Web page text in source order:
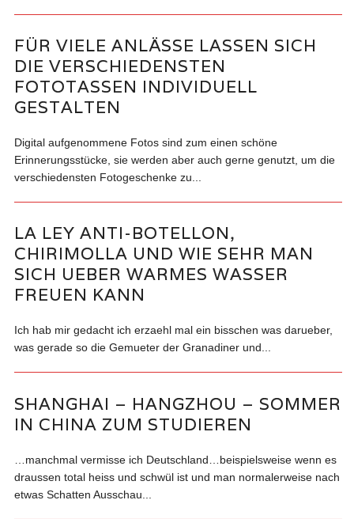
FÜR VIELE ANLÄSSE LASSEN SICH
DIE VERSCHIEDENSTEN
FOTOTASSEN INDIVIDUELL
GESTALTEN
Digital aufgenommene Fotos sind zum einen schöne
Erinnerungsstücke, sie werden aber auch gerne genutzt, um die
verschiedensten Fotogeschenke zu...
LA LEY ANTI-BOTELLON,
CHIRIMOLLA UND WIE SEHR MAN
SICH UEBER WARMES WASSER
FREUEN KANN
Ich hab mir gedacht ich erzaehl mal ein bisschen was darueber,
was gerade so die Gemueter der Granadiner und...
SHANGHAI – HANGZHOU – SOMMER
IN CHINA ZUM STUDIEREN
…manchmal vermisse ich Deutschland…beispielsweise wenn es
draussen total heiss und schwül ist und man normalerweise nach
etwas Schatten Ausschau...